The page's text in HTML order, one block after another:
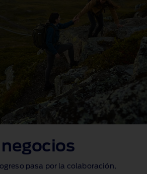
pasa por la colaboración,